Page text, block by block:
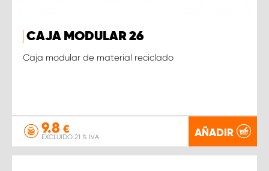
CAJA MODULAR 26
Caja modular de material reciclado
9.8 €
EXCLUIDO 21 % IVA AÑADIR